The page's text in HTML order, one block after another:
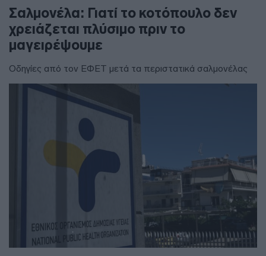
Σαλμονέλα: Γιατί το κοτόπουλο δεν
χρειάζεται πλύσιμο πριν το
μαγειρέψουμε
Οδηγίες από τον ΕΦΕΤ μετά τα περιστατικά σαλμονέλας